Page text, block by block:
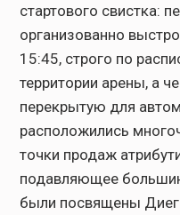
стартового свистка:
организованно
15:45, строго по
территории арены, а
перекрытую для
расположились
точки продаж
подавляющее
были посвящены